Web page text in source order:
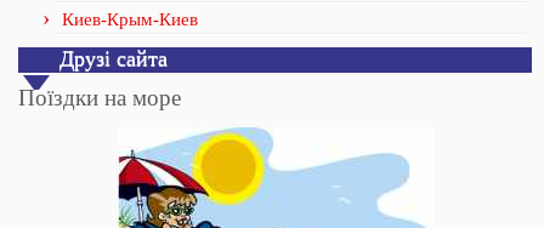
Киев-Крым-Киев
Друзі сайта
Поїздки на море